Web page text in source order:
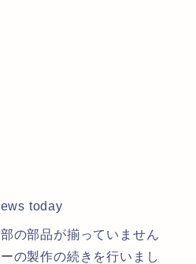
today
の部品が揃っていません
の製作の続きを行いまし